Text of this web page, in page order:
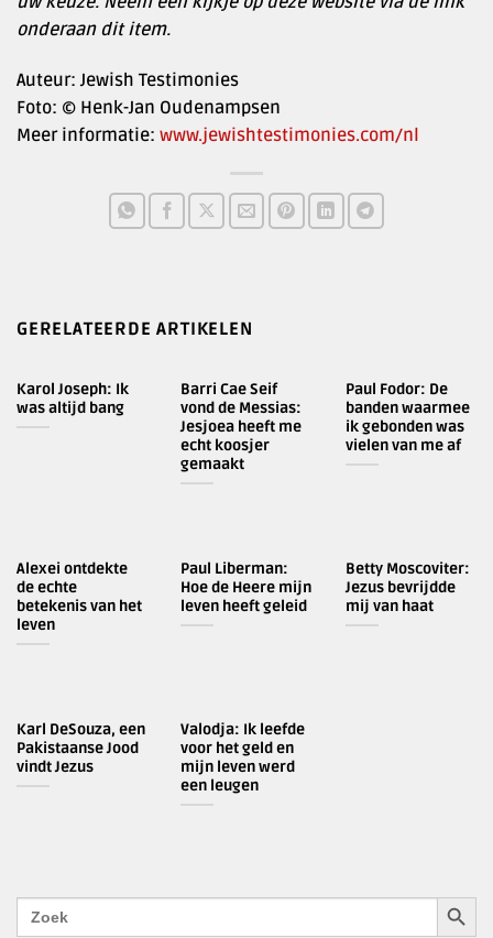
onderaan dit item.
Auteur: Jewish Testimonies
Foto: © Henk-Jan Oudenampsen
Meer informatie: www.jewishtestimonies.com/nl
GERELATEERDE ARTIKELEN
Karol Joseph: Ik
was altijd bang
Barri Cae Seif
vond de Messias:
Jesjoea heeft me
echt koosjer
gemaakt
Paul Fodor: De
banden waarmee
ik gebonden was
vielen van me af
Alexei ontdekte
de echte
betekenis van het
leven
Paul Liberman:
Hoe de Heere mijn
leven heeft geleid
Betty Moscoviter:
Jezus bevrijdde
mij van haat
Karl DeSouza, een
Pakistaanse Jood
vindt Jezus
Valodja: Ik leefde
voor het geld en
mijn leven werd
een leugen
Zoek
naar: